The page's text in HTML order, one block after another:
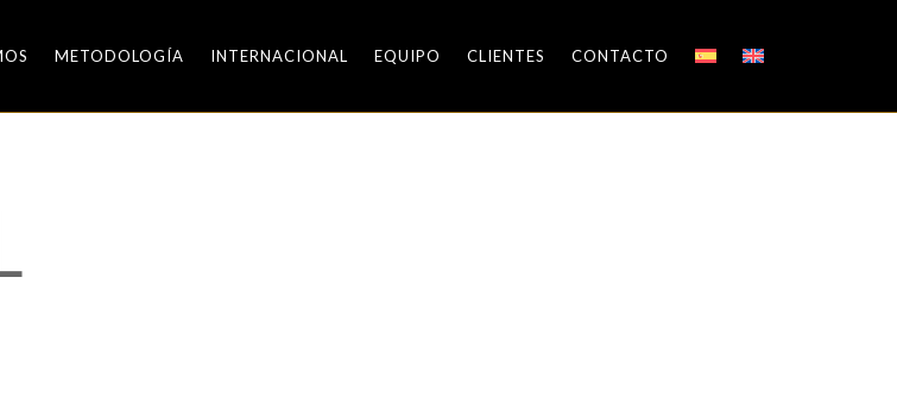
METODOLOGÍA INTERNACIONAL EQUIPO CLIENTES CONTACTO